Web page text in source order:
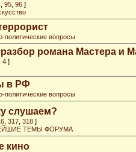
95 96 ]
политические вопросы
романа Мастера и
4 ]
в РФ
политические вопросы
слушаем?
317 318 ]
ТЕМЫ ФОРУМА
кино